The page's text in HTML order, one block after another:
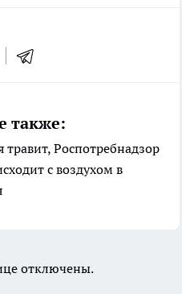
также:
Роспотребнадзор
с воздухом в
отключены.